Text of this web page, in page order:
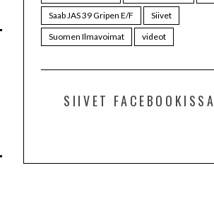
Saab JAS 39 Gripen E/F
Siivet
Suomen Ilmavoimat
videot
SIIVET FACEBOOKISSA